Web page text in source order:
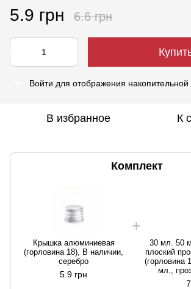
5.9 грн 6.6 грн
Войти для отображения накопительной
В избранное К
Комплект
Крышка алюминиевая
(горловина 18), В наличии,
серебро
5.9 грн
30 мл. 50
плоский
(горловина
мл.,